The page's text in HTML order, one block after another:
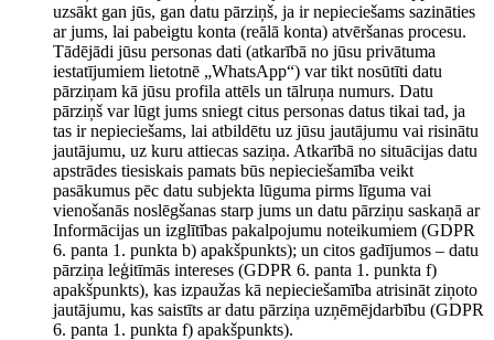
uzsākt gan jūs, gan datu pārziņš, ja ir nepieciešams sazināties
ar jums, lai pabeigtu konta (reālā konta) atvēršanas procesu.
Tādējādi jūsu personas dati (atkarībā no jūsu privātuma
iestatījumiem lietotnē „WhatsApp“) var tikt nosūtīti datu
pārziņam kā jūsu profila attēls un tālruņa numurs. Datu
pārziņš var lūgt jums sniegt citus personas datus tikai tad, ja
tas ir nepieciešams, lai atbildētu uz jūsu jautājumu vai risinātu
jautājumu, uz kuru attiecas saziņa. Atkarībā no situācijas datu
apstrādes tiesiskais pamats būs nepieciešamība veikt
pasākumus pēc datu subjekta lūguma pirms līguma vai
vienošanās noslēgšanas starp jums un datu pārziņu saskaņā ar
Informācijas un izglītības pakalpojumu noteikumiem (GDPR
6. panta 1. punkta b) apakšpunkts); un citos gadījumos – datu
pārziņa leģitīmās intereses (GDPR 6. panta 1. punkta f)
apakšpunkts), kas izpaužas kā nepieciešamība atrisināt ziņoto
jautājumu, kas saistīts ar datu pārziņa uzņēmējdarbību (GDPR
6. panta 1. punkta f) apakšpunkts).